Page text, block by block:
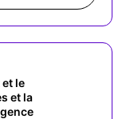
le
et la